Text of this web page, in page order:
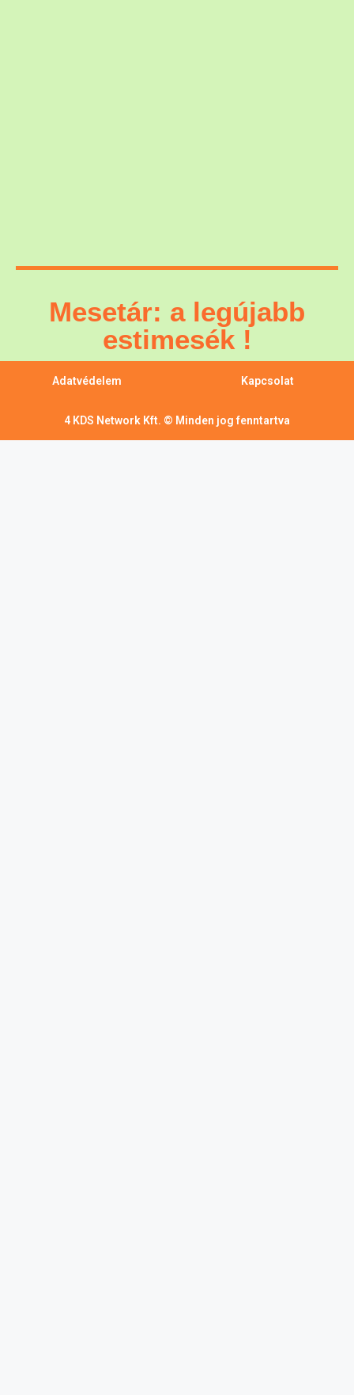
Mesetár: a legújabb
estimesék !
Adatvédelem Kapcsolat
4 KDS Network Kft. © Minden jog fenntartva